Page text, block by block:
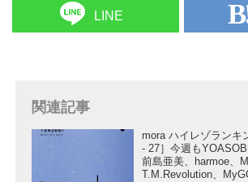
LINE
関連記事
mora ハイレゾランキ
- 27］今週も
前島亜美、harmoe、
T.M.Revolution、